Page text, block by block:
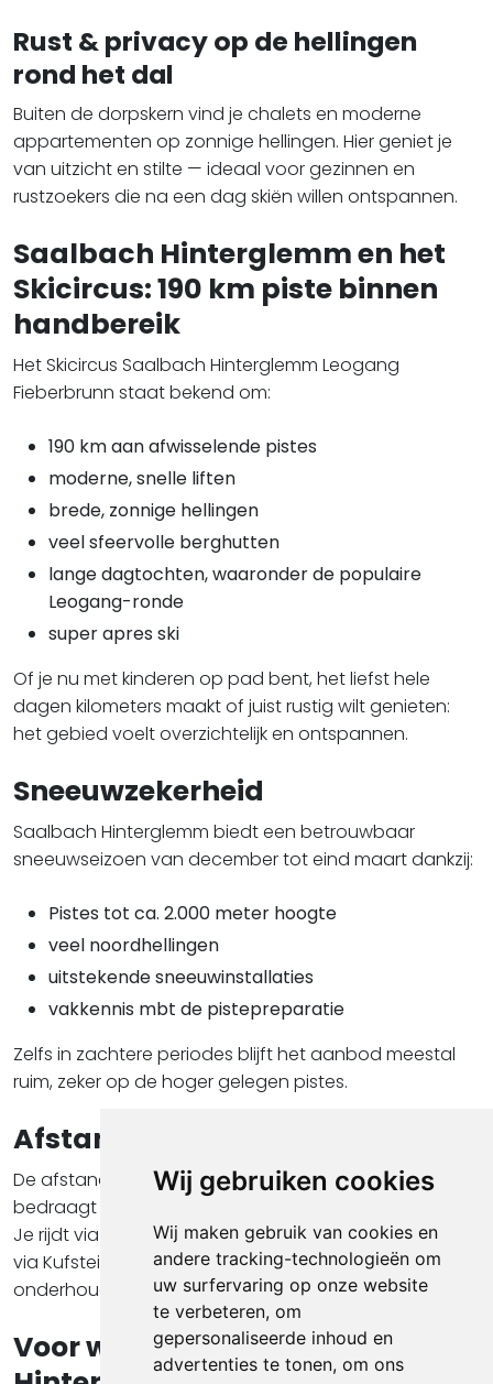
Wij gebruiken cookies
Wij maken gebruik van cookies en
andere tracking-technologieën om
uw surfervaring op onze website
te verbeteren, om
gepersonaliseerde inhoud en
advertenties te tonen, om ons
Rust & privacy op de hellingen
rond het dal
Buiten de dorpskern vind je chalets en moderne
appartementen op zonnige hellingen. Hier geniet je
van uitzicht en stilte — ideaal voor gezinnen en
rustzoekers die na een dag skiën willen ontspannen.
Saalbach Hinterglemm en het
Skicircus: 190 km piste binnen
handbereik
Het Skicircus Saalbach Hinterglemm Leogang
Fieberbrunn staat bekend om:
190 km aan afwisselende pistes
moderne, snelle liften
brede, zonnige hellingen
veel sfeervolle berghutten
lange dagtochten, waaronder de populaire
Leogang-ronde
super apres ski
Of je nu met kinderen op pad bent, het liefst hele
dagen kilometers maakt of juist rustig wilt genieten:
het gebied voelt overzichtelijk en ontspannen.
Sneeuwzekerheid
Saalbach Hinterglemm biedt een betrouwbaar
sneeuwseizoen van december tot eind maart dankzij:
Pistes tot ca. 2.000 meter hoogte
veel noordhellingen
uitstekende sneeuwinstallaties
vakkennis mbt de pistepreparatie
Zelfs in zachtere periodes blijft het aanbod meestal
ruim, zeker op de hoger gelegen pistes.
Afstand vanaf Utrecht
De afstand Utrecht – Saalbach Hinterglemm
bedraagt ongeveer
Je rijdt via de A3 of A9 richting Duitsland, vervolgens
via Kufstein naar Zell am See en daarna via een goed
onderhouden weg het Glemmtal in.
Voor wie is Saalbach